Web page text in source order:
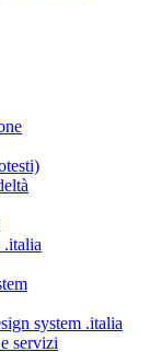
.italia
system .italia
servizi